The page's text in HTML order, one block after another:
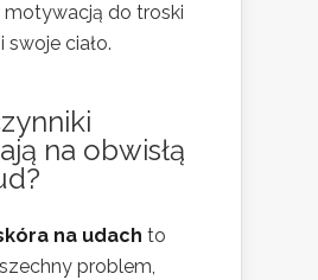
motywacją do troski
swoje ciało.
na obwisłą
na udach to
problem,